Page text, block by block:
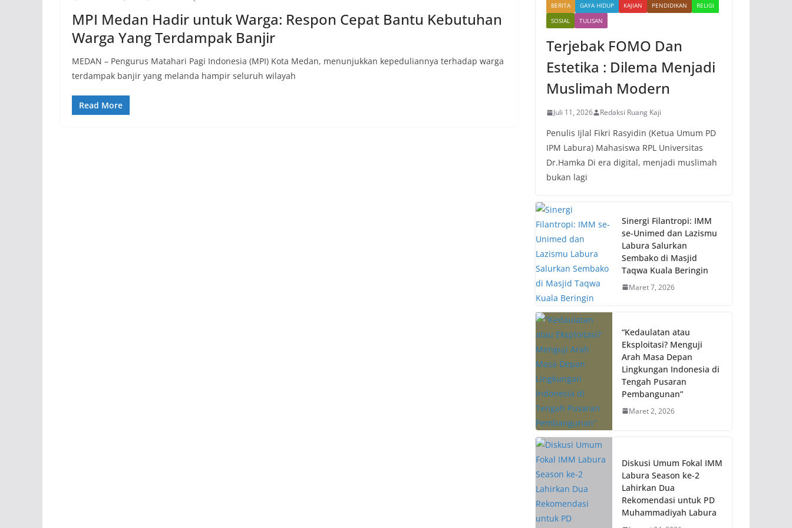
MPI Medan Hadir untuk Warga: Respon Cepat Bantu Kebutuhan
Warga Yang Terdampak Banjir
MEDAN – Pengurus Matahari Pagi Indonesia (MPI) Kota Medan, menunjukkan kepeduliannya terhadap warga
terdampak banjir yang melanda hampir seluruh wilayah
Read More
BERITA GAYA HIDUP KAJIAN PENDIDIKAN
RELIGI
SOSIAL
TULISAN
Terjebak FOMO Dan
Estetika : Dilema Menjadi
Muslimah Modern
Juli 11, 2026 Redaksi Ruang Kaji
Penulis Ijlal Fikri Rasyidin (Ketua Umum PD
IPM Labura) Mahasiswa RPL Universitas
Dr.Hamka Di era digital, menjadi muslimah
bukan lagi
Sinergi Filantropi: IMM
se-Unimed dan Lazismu
Labura Salurkan
Sembako di Masjid
Taqwa Kuala Beringin
Maret 7, 2026
“Kedaulatan atau
Eksploitasi? Menguji
Arah Masa Depan
Lingkungan Indonesia di
Tengah Pusaran
Pembangunan”
Maret 2, 2026
Diskusi Umum Fokal IMM
Labura Season ke-2
Lahirkan Dua
Rekomendasi untuk PD
Muhammadiyah Labura